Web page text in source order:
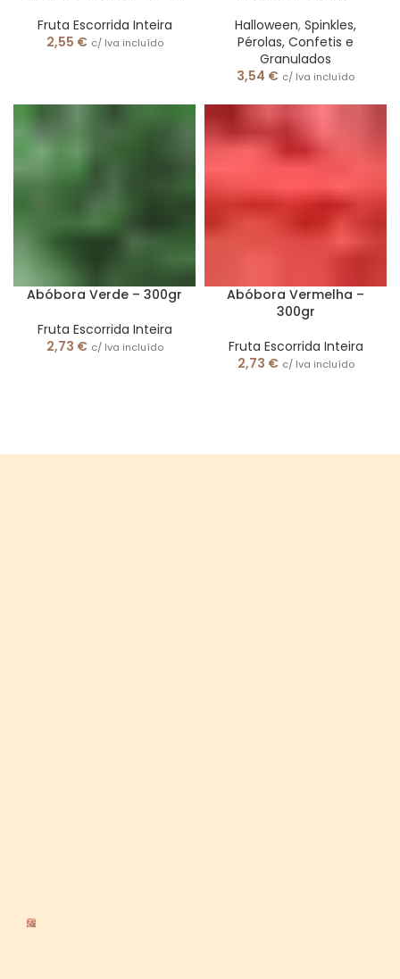
Fruta Escorrida Inteira
2,55 € c/ Iva incluído
Halloween, Spinkles,
Pérolas, Confetis e
Granulados
3,54 € c/ Iva incluído
Abóbora Verde – 300gr
Fruta Escorrida Inteira
2,73 € c/ Iva incluído
Abóbora Vermelha –
300gr
Fruta Escorrida Inteira
2,73 € c/ Iva incluído